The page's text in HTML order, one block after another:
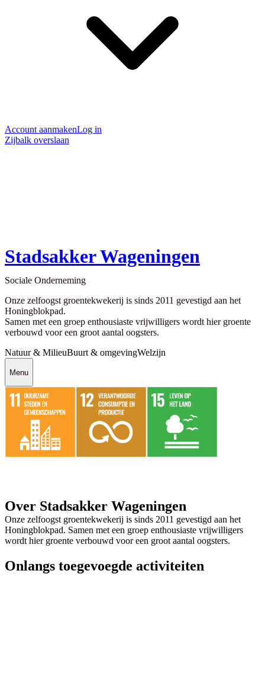
Account aanmakenLog in
Zijbalk overslaan
Stadsakker Wageningen
Sociale Onderneming
Onze zelfoogst groentekwekerij is sinds 2011 gevestigd aan het
Honingblokpad.
Samen met een groep enthousiaste vrijwilligers wordt hier groente
verbouwd voor een groot aantal oogsters.
Natuur & MilieuBuurt & omgevingWelzijn
Menu
Over Stadsakker Wageningen
Onze zelfoogst groentekwekerij is sinds 2011 gevestigd aan het
Honingblokpad. Samen met een groep enthousiaste vrijwilligers
wordt hier groente verbouwd voor een groot aantal oogsters.
Onlangs toegevoegde activiteiten